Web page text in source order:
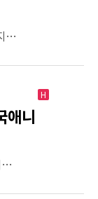
2021-2학기 BK21 참여 및 지원대학원생을 선발하고자 합니다. 1. 신청자격 -참여교수의 지도학생 -4대보험에 가입되어 있지않은 전일제 학생 -박사: 2018년 3월 이후에 입학한 학생만 신청 가능 -9/10까지 한국에 입국 가능한 학…
H
애니
많은 참여 바랍니다. [이 게시물은 최고관리자님에 의해 2023-06-28 17:11:55 공지사항에서 이동 됨]